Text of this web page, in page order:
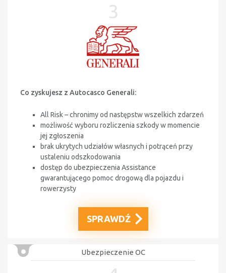
3
Co zyskujesz z Autocasco Generali:
All Risk – chronimy od następstw wszelkich zdarzeń
możliwość wyboru rozliczenia szkody w momencie
jej zgłoszenia
brak ukrytych udziałów własnych i potrąceń przy
ustaleniu odszkodowania
dostęp do ubezpieczenia Assistance
gwarantującego pomoc drogową dla pojazdu i
rowerzysty
SPRAWDŹ
Ubezpieczenie OC